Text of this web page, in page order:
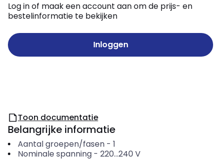
Log in of maak een account aan om de prijs- en
bestelinformatie te bekijken
Inloggen
Toon documentatie
Belangrijke informatie
Aantal groepen/fasen- 1
Nominale spanning- 220...240 V